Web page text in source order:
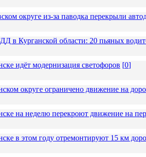
округе из-за паводка перекрыли
в Курганской области: 20 пьяных
идёт модернизация светофоров [0]
округе ограничено движение на
на неделю перекроют движение на
в этом году отремонтируют 15 км